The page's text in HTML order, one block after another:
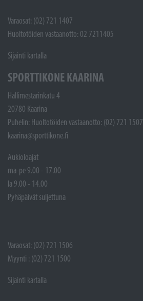
Varaosat: (02) 721 1407
Huoltotöiden vastaanotto: 02 7211405
Sijainti kartalla
SPORTTIKONE KAARINA
Hallimestarinkatu 4
20780 Kaarina
Puhelin: Huoltotöiden vastaanotto: (02) 721 1507
kaarina@sporttikone.fi
Aukioloajat
ma-pe 9.00 - 17.00
la 9.00 - 14.00
Pyhäpäivät suljettuna
Varaosat: (02) 721 1506
Myynti : (02) 721 1500
Sijainti kartalla